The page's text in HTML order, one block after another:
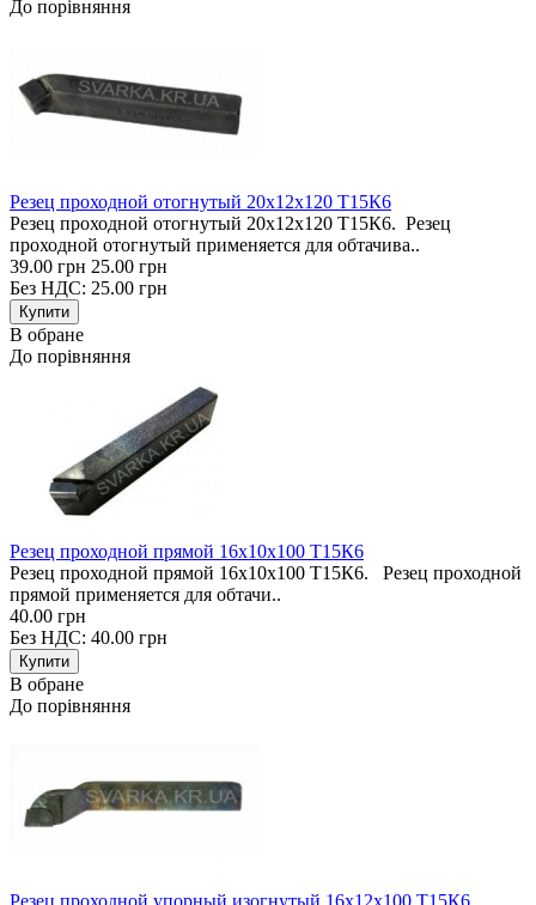
До порівняння
Резец проходной отогнутый 20х12х120 Т15К6
Резец проходной отогнутый 20х12х120 Т15К6. Резец
проходной отогнутый применяется для обтачива..
39.00 грн 25.00 грн
Без НДС: 25.00 грн
В обране
До порівняння
Резец проходной прямой 16х10х100 Т15К6
Резец проходной прямой 16х10х100 Т15К6. Резец проходной
прямой применяется для обтачи..
40.00 грн
Без НДС: 40.00 грн
В обране
До порівняння
Резец проходной упорный изогнутый 16х12х100 Т15К6